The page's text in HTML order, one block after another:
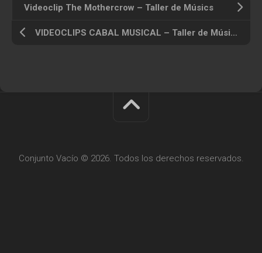
Videoclip The Mothercrow – Taller de Músics
VIDEOCLIPS CABAL MUSICAL – Taller de Músics i Ajuntament de Barcelona
Conjunto Vacío © 2026. Todos los derechos reservados.